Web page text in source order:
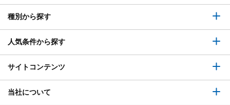
種別から探す
人気条件から探す
サイトコンテンツ
当社について